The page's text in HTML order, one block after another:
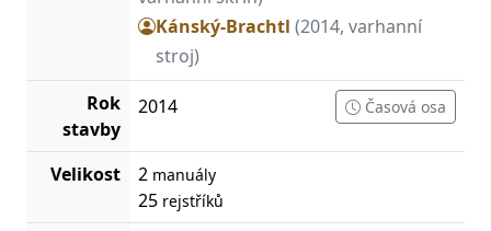
Kánský-Brachtl (2014, varhanní
stroj)
Rok
stavby
2014 Časová osa
Velikost 2 manuály
25 rejstříků